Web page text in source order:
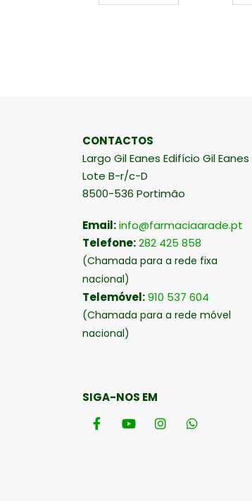
CONTACTOS
Largo Gil Eanes Edifício Gil Eanes
Lote B-r/c-D
8500-536 Portimão
Email:info@farmaciaarade.pt
Telefone:282 425 858
(Chamada para a rede fixa
nacional)
Telemóvel:910 537 604
(Chamada para a rede móvel
nacional)
SIGA-NOS EM